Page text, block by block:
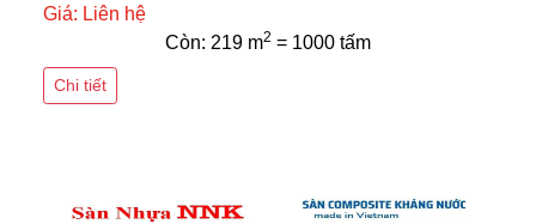
Giá: Liên hệ
Còn: 219 m2 = 1000 tấm
Chi tiết